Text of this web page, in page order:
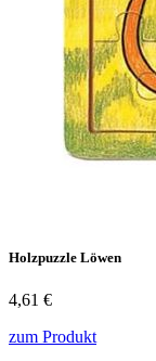
Holzpuzzle Löwen
4,61 €
zum Produkt